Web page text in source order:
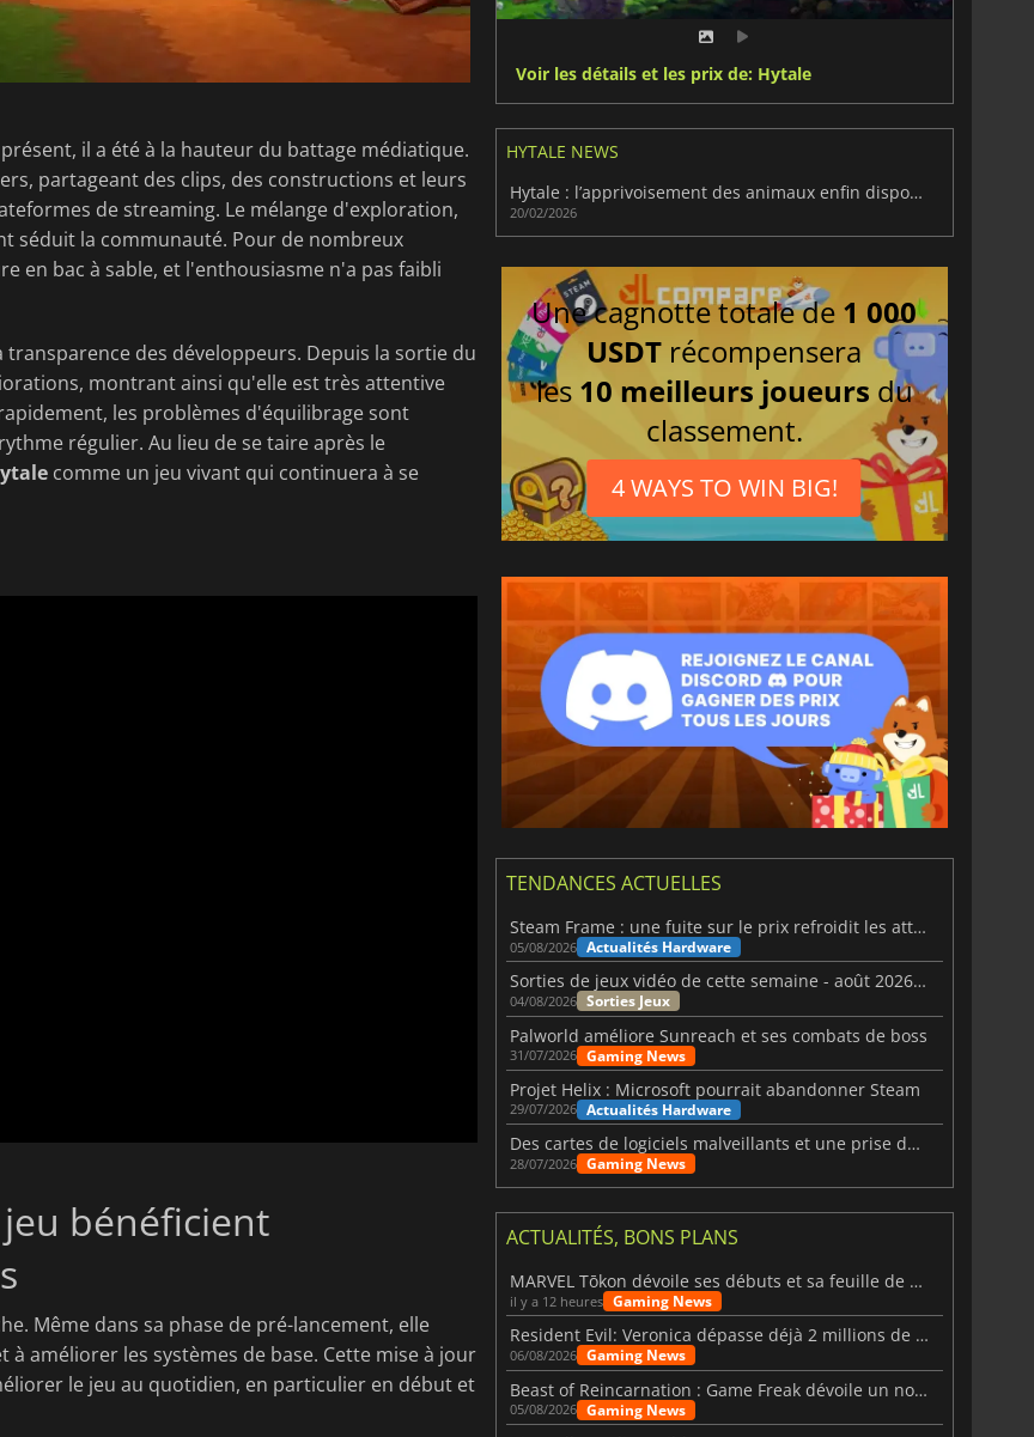
il a été à la hauteur du battage médiatique.
partageant des clips, des constructions et leurs
de streaming. Le mélange d'exploration,
séduit la communauté. Pour de nombreux
en bac à sable, et l'enthousiasme n'a pas faibli
des développeurs. Depuis la sortie du
montrant ainsi qu'elle est très attentive
les problèmes d'équilibrage sont
régulier. Au lieu de se taire après le
comme un jeu vivant qui continuera à se
bénéficient
Même dans sa phase de pré-lancement, elle
améliorer les systèmes de base. Cette mise à jour
le jeu au quotidien, en particulier en début et
Voir les détails et les prix de: Hytale
HYTALE NEWS
Hytale : l’apprivoisement des animaux enfin disponible
20/02/2026
Une cagnotte totale de 1 000
USDT récompensera
les 10 meilleurs joueurs du
classement.
4 WAYS TO WIN BIG!
TENDANCES ACTUELLES
Steam Frame : une fuite sur le prix refroidit les attentes VR
05/08/2026 Actualités Hardware
Sorties de jeux vidéo de cette semaine - août 2026 (semaine 32)
04/08/2026 Sorties Jeux
Palworld améliore Sunreach et ses combats de boss
31/07/2026 Gaming News
Projet Helix : Microsoft pourrait abandonner Steam
29/07/2026 Actualités Hardware
Des cartes de logiciels malveillants et une prise de contrôle de Discord ont touché Meccha Chameleon
28/07/2026 Gaming News
ACTUALITÉS, BONS PLANS
MARVEL Tōkon dévoile ses débuts et sa feuille de route
il y a 12 heures Gaming News
Resident Evil: Veronica dépasse déjà 2 millions de wishlists
06/08/2026 Gaming News
Beast of Reincarnation : Game Freak dévoile un nouveau pari
05/08/2026 Gaming News